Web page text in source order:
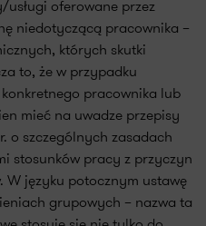
oferowane przez
niedotyczącą pracownika –
których skutki
to, że w przypadku
pracownika lub
mieć na uwadze przepisy
o szczególnych zasadach
stosunków pracy z przyczyn
języku potocznym ustawę
grupowych – nazwa ta